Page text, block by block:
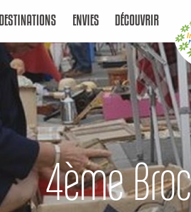
DESTINATIONS ENVIES DÉCOUVRIR
4ème